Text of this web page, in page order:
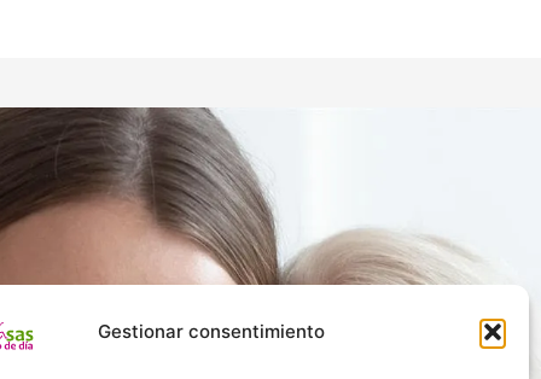
Gestionar consentimiento